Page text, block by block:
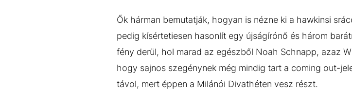
Ők hárman bemutatják, hogyan is nézne ki a hawkinsi
pedig kísértetiesen hasonlít egy újságírónő és három
fény derül, hol marad az egészből Noah Schnapp, azaz
hogy sajnos szegénynek még mindig tart a coming out-
távol, mert éppen a Milánói Divathéten vesz részt.